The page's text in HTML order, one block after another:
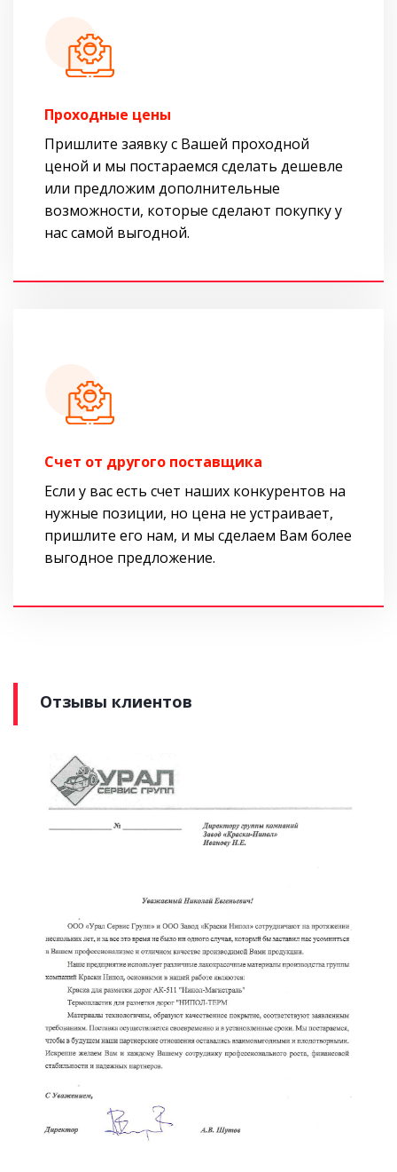
Проходные цены
Пришлите заявку с Вашей проходной
ценой и мы постараемся сделать дешевле
или предложим дополнительные
возможности, которые сделают покупку у
нас самой выгодной.
Cчет от другого поставщика
Если у вас есть счет наших конкурентов на
нужные позиции, но цена не устраивает,
пришлите его нам, и мы сделаем Вам более
выгодное предложение.
Отзывы клиентов